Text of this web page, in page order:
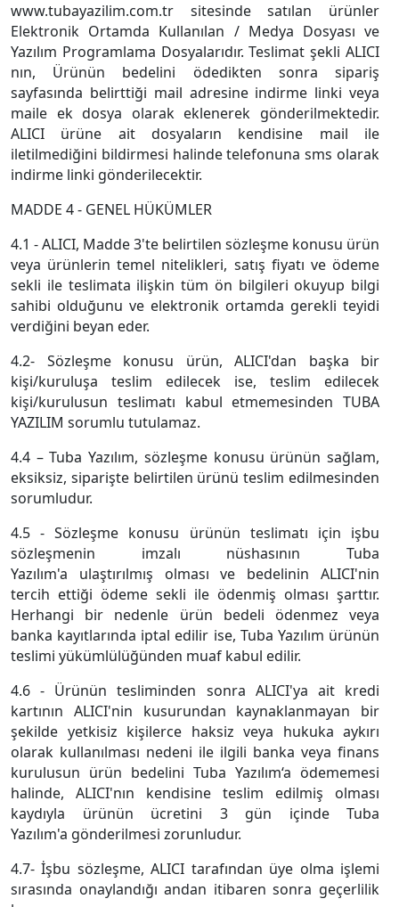
www.tubayazilim.com.tr sitesinde satılan ürünler
Elektronik Ortamda Kullanılan / Medya Dosyası ve
Yazılım Programlama Dosyalarıdır. Teslimat şekli ALICI
nın, Ürünün bedelini ödedikten sonra sipariş
sayfasında belirttiği mail adresine indirme linki veya
maile ek dosya olarak eklenerek gönderilmektedir.
ALICI ürüne ait dosyaların kendisine mail ile
iletilmediğini bildirmesi halinde telefonuna sms olarak
indirme linki gönderilecektir.
MADDE 4 - GENEL HÜKÜMLER
4.1 - ALICI, Madde 3'te belirtilen sözleşme konusu ürün
veya ürünlerin temel nitelikleri, satış fiyatı ve ödeme
sekli ile teslimata ilişkin tüm ön bilgileri okuyup bilgi
sahibi olduğunu ve elektronik ortamda gerekli teyidi
verdiğini beyan eder.
4.2- Sözleşme konusu ürün, ALICI'dan başka bir
kişi/kuruluşa teslim edilecek ise, teslim edilecek
kişi/kurulusun teslimatı kabul etmemesinden TUBA
YAZILIM sorumlu tutulamaz.
4.4 – Tuba Yazılım, sözleşme konusu ürünün sağlam,
eksiksiz, siparişte belirtilen ürünü teslim edilmesinden
sorumludur.
4.5 - Sözleşme konusu ürünün teslimatı için işbu
sözleşmenin imzalı nüshasının Tuba
Yazılım'a ulaştırılmış olması ve bedelinin ALICI'nin
tercih ettiği ödeme sekli ile ödenmiş olması şarttır.
Herhangi bir nedenle ürün bedeli ödenmez veya
banka kayıtlarında iptal edilir ise, Tuba Yazılım ürünün
teslimi yükümlülüğünden muaf kabul edilir.
4.6 - Ürünün tesliminden sonra ALICI'ya ait kredi
kartının ALICI'nin kusurundan kaynaklanmayan bir
şekilde yetkisiz kişilerce haksiz veya hukuka aykırı
olarak kullanılması nedeni ile ilgili banka veya finans
kurulusun ürün bedelini Tuba Yazılım‘a ödememesi
halinde, ALICI'nın kendisine teslim edilmiş olması
kaydıyla ürünün ücretini 3 gün içinde Tuba
Yazılım'a gönderilmesi zorunludur.
4.7- İşbu sözleşme, ALICI tarafından üye olma işlemi
sırasında onaylandığı andan itibaren sonra geçerlilik